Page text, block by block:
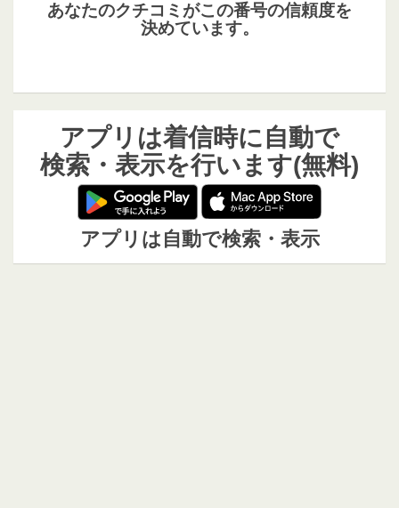
あなたのクチコミがこの番号の信頼度を
決めています。
アプリは着信時に自動で
検索・表示を行います(無料)
アプリは自動で検索・表示